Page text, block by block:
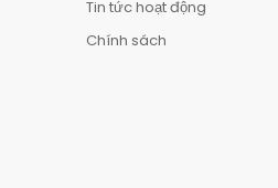
Tin tức hoạt động
Chính sách